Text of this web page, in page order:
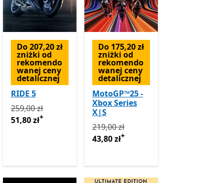
42,49 zł
Oferty zakupu w aplikacji
Do 207,20 zł
zniżki od
rekomendo
wanej ceny
detalicznej
RIDE 5
Pierwotnie 259,00 zł teraz 51,80 złOferty zakupu w
259,00 zł
51,80 zł+
Do 175,20 zł
zniżki od
rekomendo
wanej ceny
detalicznej
MotoGP™25 -
Xbox Series
X|S
Pierwotnie 219,00 zł teraz 43,80 zł
219,00 zł
43,80 zł+